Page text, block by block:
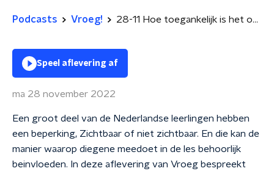
Podcasts Vroeg! 28-11 Hoe toegankelijk is het onderwijs in Nederland?
Speel aflevering af
ma 28 november 2022
Een groot deel van de Nederlandse leerlingen hebben
een beperking, Zichtbaar of niet zichtbaar. En die kan de
manier waarop diegene meedoet in de les behoorlijk
beinvloeden. In deze aflevering van Vroeg bespreekt